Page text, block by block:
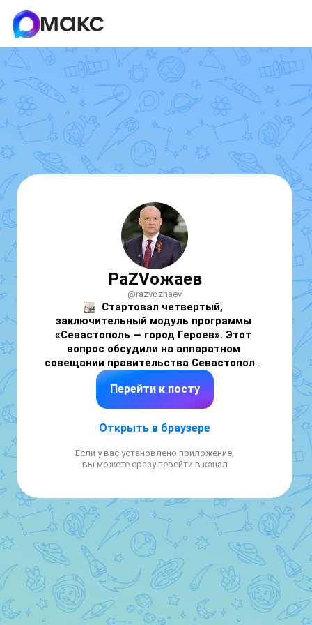
РаZVожаев
@razvozhaev
Стартовал четвертый,
заключительный модуль программы
«Севастополь — город Героев». Этот
вопрос обсудили на аппаратном
Четвёртый модуль станет финальным
этапом обучения. 11 дней участники
цифровые технологии, применение
государственном управлении, вопросы
Севастополя.
Этому этапу предшествовал третий
межмодульный период. Во время
стажировок участники знакомились с
работой системы публичной власти, решали
реальные управленческие задачи,
определялись с дальнейшим
профессиональным направлением.
Перейти к посту
Открыть в браузере
Если у вас установлено приложение,
вы можете сразу перейти в канал